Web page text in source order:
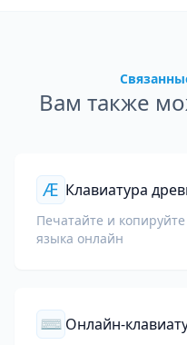
Вам также
Æ Клавиатура
Печатайте и
языка онлайн
⌨ Онлайн-